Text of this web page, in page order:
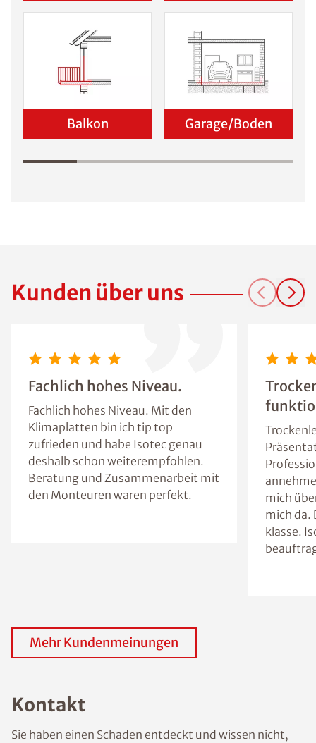
Balkon Garage/Boden
Kunden über uns
Fachlich hohes Niveau.
Fachlich hohes Niveau. Mit den
Klimaplatten bin ich tip top
zufrieden und habe Isotec genau
deshalb schon weiterempfohlen.
Beratung und Zusammenarbeit mit
den Monteuren waren perfekt.
mich
mich da.
klasse.
Mehr Kundenmeinungen
Kontakt
Sie haben einen Schaden entdeckt und wissen nicht,